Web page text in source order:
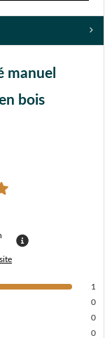
manuel
bois
1
0
0
0